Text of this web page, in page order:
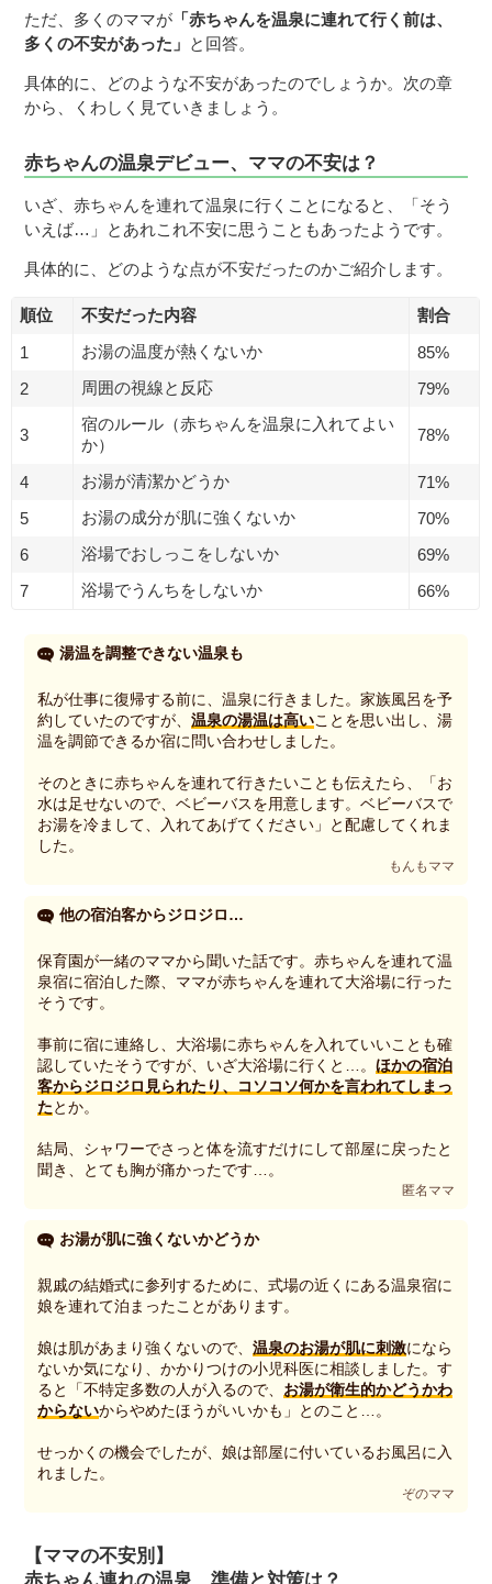
ただ、多くのママが 「赤ちゃんを温泉に連れて行く前は、
多くの不安があった」 と回答。
具体的に、どのような不安があったのでしょうか。次の章
から、くわしく見ていきましょう。
赤ちゃんの温泉デビュー、ママの不安は？
いざ、赤ちゃんを連れて温泉に行くことになると、「そう
いえば…」とあれこれ不安に思うこともあったようです。
具体的に、どのような点が不安だったのかご紹介します。
順位 不安だった内容
割合
1
お湯の温度が熱くないか
85%
2
周囲の視線と反応 79%
3
宿のルール（赤ちゃんを温泉に入れてよい
か）
78%
4 お湯が清潔かどうか
71%
5
お湯の成分が肌に強くないか
70%
6
浴場でおしっこをしないか
69%
7
浴場でうんちをしないか 66%
湯温を調整できない温泉も
私が仕事に復帰する前に、温泉に行きました。家族風呂を予
約していたのですが、温泉の湯温は高いことを思い出し、湯
温を調節できるか宿に問い合わせしました。
そのときに赤ちゃんを連れて行きたいことも伝えたら、「お
水は足せないので、ベビーバスを用意します。ベビーバスで
お湯を冷まして、入れてあげてください」と配慮してくれま
した。
もんもママ
他の宿泊客からジロジロ…
保育園が一緒のママから聞いた話です。赤ちゃんを連れて温
泉宿に宿泊した際、ママが赤ちゃんを連れて大浴場に行った
そうです。
事前に宿に連絡し、大浴場に赤ちゃんを入れていいことも確
認していたそうですが、いざ大浴場に行くと…。ほかの宿泊
客からジロジロ見られたり、コソコソ何かを言われてしまっ
たとか。
結局、シャワーでさっと体を流すだけにして部屋に戻ったと
聞き、とても胸が痛かったです…。
匿名ママ
お湯が肌に強くないかどうか
親戚の結婚式に参列するために、式場の近くにある温泉宿に
娘を連れて泊まったことがあります。
娘は肌があまり強くないので、温泉のお湯が肌に刺激になら
ないか気になり、かかりつけの小児科医に相談しました。す
ると「不特定多数の人が入るので、 お湯が衛生的かどうかわ
からないからやめたほうがいいかも」とのこと…。
せっかくの機会でしたが、娘は部屋に付いているお風呂に入
れました。
ぞのママ
【ママの不安別】
赤ちゃん連れの温泉、準備と対策は？